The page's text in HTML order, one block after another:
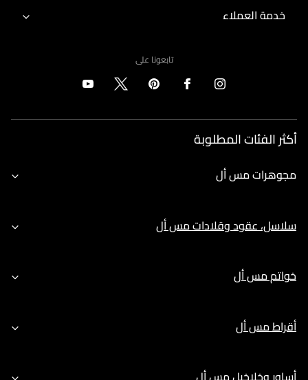
خدمة العملاء
تابعونا على
أكثر الفئات المطلوبة
مجوهرات مس أل
سلاسل، عقود وقلادات مس أل
خواتم مس أل
أقراط مس أل